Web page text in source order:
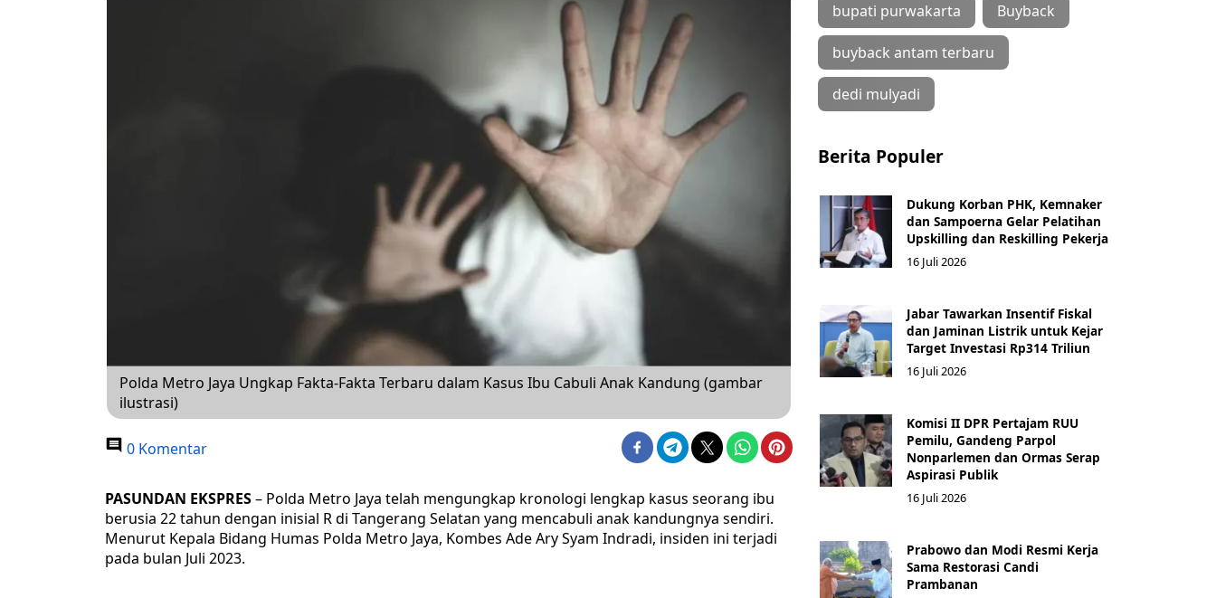
Polda Metro Jaya Ungkap Fakta-Fakta Terbaru dalam Kasus Ibu Cabuli Anak Kandung (gambar
ilustrasi)
0 Komentar
PASUNDAN EKSPRES– Polda Metro Jaya telah mengungkap kronologi lengkap kasus seorang ibu
berusia 22 tahun dengan inisial R di Tangerang Selatan yang mencabuli anak kandungnya sendiri.
Menurut Kepala Bidang Humas Polda Metro Jaya, Kombes Ade Ary Syam Indradi, insiden ini terjadi
pada bulan Juli 2023.
bupati purwakarta Buyback
buyback antam terbaru
dedi mulyadi
Berita Populer
Dukung Korban PHK, Kemnaker
dan Sampoerna Gelar Pelatihan
Upskilling dan Reskilling Pekerja
16 Juli 2026
Jabar Tawarkan Insentif Fiskal
dan Jaminan Listrik untuk Kejar
Target Investasi Rp314 Triliun
16 Juli 2026
Komisi II DPR Pertajam RUU
Pemilu, Gandeng Parpol
Nonparlemen dan Ormas Serap
Aspirasi Publik
16 Juli 2026
Prabowo dan Modi Resmi Kerja
Sama Restorasi Candi
Prambanan